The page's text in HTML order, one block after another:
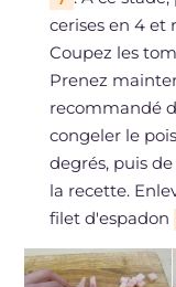
cerises en 4 et
Coupez les
Prenez
recommandé
congeler le
degrés, puis
la recette.
filet d'espadon